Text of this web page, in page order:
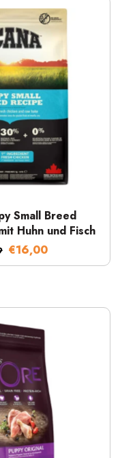
Small Breed
Huhn und Fisch
€16,00